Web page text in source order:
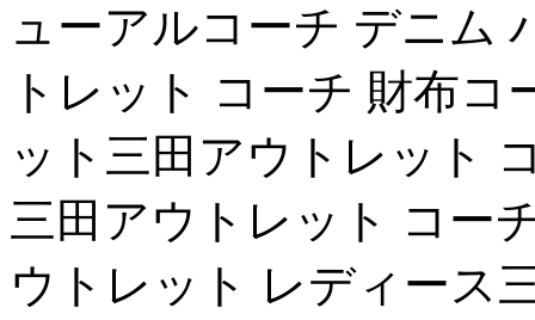
ューアルコーチ デニム
トレット コーチ 財布
ット三田アウトレット
三田アウトレット コー
ウトレット レディース